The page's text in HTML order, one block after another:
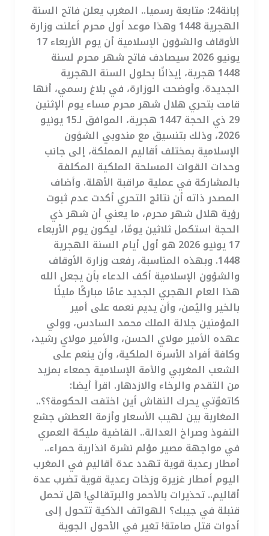
إبانة24: متابعة رسميا.. المغرب يعلن فاتح السنة
الهجرية 1448 وهذا موعد أول محرم أعلنت وزارة
الأوقاف والشؤون الإسلامية أن يوم الأربعاء 17
يونيو 2026 سيصادف فاتح شهر محرم لسنة
1448 هجرية، إيذانًا بحلول السنة الهجرية
الجديدة. وأوضحت الوزارة، في بلاغ رسمي، أنها
قامت بتحري هلال شهر محرم مساء يوم الإثنين
29 ذي الحجة 1447 هجرية، الموافق لـ15 يونيو
2026، وذلك بتنسيق مع مندوبي الشؤون
الإسلامية بمختلف أقاليم المملكة، إلى جانب
وحدات القوات المسلحة الملكية المكلفة
بالمشاركة في عملية مراقبة الأهلة. وأضاف
المصدر ذاته أن نتائج التحري أكدت عدم ثبوت
رؤية هلال شهر محرم، ما يعني أن شهر ذي
الحجة استكمل ثلاثين يومًا، ليكون يوم الأربعاء
17 يونيو 2026 هو أول أيام السنة الهجرية
1448. وبهذه المناسبة، رفعت وزارة الأوقاف
والشؤون الإسلامية أكف الدعاء بأن يجعل الله
هذا العام الهجري الجديد عامًا مباركًا مليئًا
بالخير واليُمن، وأن يديم نعمه على أمير
المؤمنين جلالة الملك محمد السادس، وولي
عهده الأمير مولاي الحسن، والأمير مولاي رشيد،
وكافة أفراد الأسرة الملكية، وأن ينعم على
الشعب المغربي والأمة الإسلامية جمعاء بمزيد
من التقدم والرخاء والازدهار. اقرأ أيضا:
كاتغوّتي يحرك النقاش أين اختفت الحكومة؟؟..
المغاربة بين لهيب الأسعار وأزمة العطش جشع
النفوذ وصراخ العدالة.. القاضية مليكة العمري
في مواجهة مصير مؤلم نشرة انذارية حمراء..
أمطار رعدية قوية تهدد عدة أقاليم في المغرب
اليوم أمطار غزيرة وزخات رعدية قوية تضرب عدة
أقاليم.. تحذيرات بالأحمر والبرتقالي! هل تحمل
قنبلة في جيبك؟ الهواتف الذكية تتحول إلى
أدوات قتل صامتة! تغير في الأحول الجوية